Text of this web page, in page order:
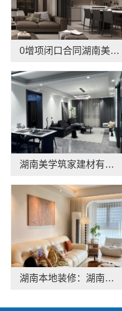
0增项闭口合同湖南美学筑家建材有限公司局部改造
湖南美学筑家建材有限公司别墅装修源头直供
湖南本地装修：湖南美学筑家建材有限公司商铺装修报价